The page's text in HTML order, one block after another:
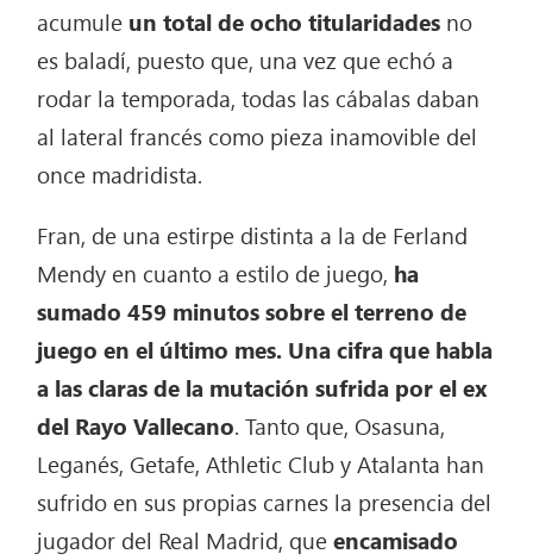
acumule un total de ocho titularidades no
es baladí, puesto que, una vez que echó a
rodar la temporada, todas las cábalas daban
al lateral francés como pieza inamovible del
once madridista.
Fran, de una estirpe distinta a la de Ferland
Mendy en cuanto a estilo de juego, ha
sumado 459 minutos sobre el terreno de
juego en el último mes. Una cifra que habla
a las claras de la mutación sufrida por el ex
del Rayo Vallecano. Tanto que, Osasuna,
Leganés, Getafe, Athletic Club y Atalanta han
sufrido en sus propias carnes la presencia del
jugador del Real Madrid, queencamisado